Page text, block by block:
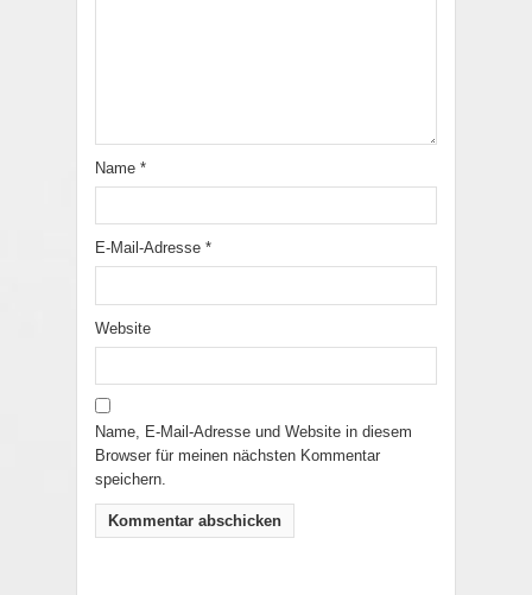
Name *
E-Mail-Adresse *
Website
Name, E-Mail-Adresse und Website in diesem
Browser für meinen nächsten Kommentar
speichern.